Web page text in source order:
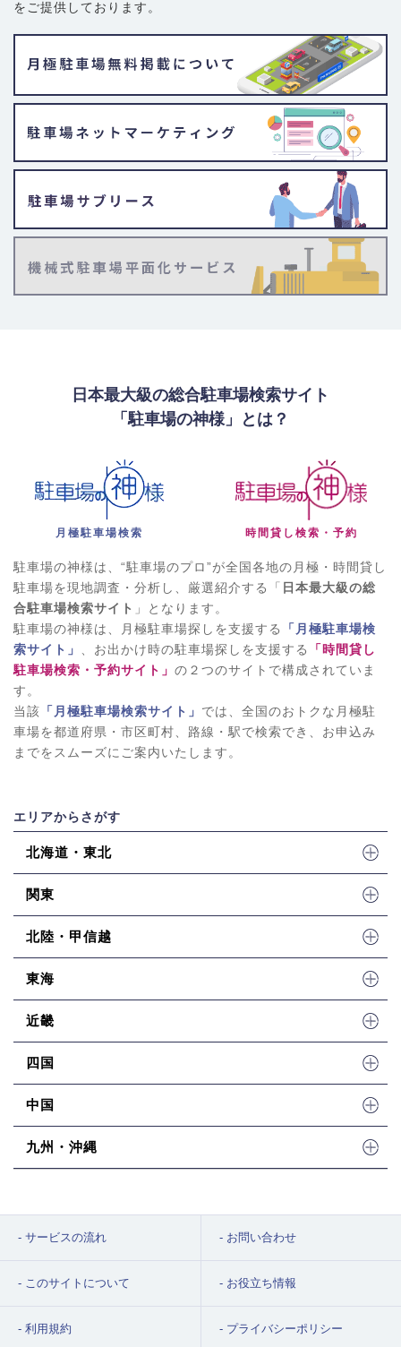
をご提供しております。
日本最大級の総合駐車場検索サイト
「駐車場の神様」とは？
月極駐車場検索 時間貸し検索・予約
駐車場の神様は、“駐車場のプロ”が全国各地の月極・時間貸し
駐車場を現地調査・分析し、厳選紹介する「 日本最大級の総
合駐車場検索サイト 」となります。
駐車場の神様は、月極駐車場探しを支援する
「月極駐車場検
索サイト」 、お出かけ時の駐車場探しを支援する
「時間貸し
駐車場検索・予約サイト」 の２つのサイトで構成されていま
す。
当該 「月極駐車場検索サイト」 では、全国のおトクな月極駐
車場を都道府県・市区町村、路線・駅で検索でき、お申込み
までをスムーズにご案内いたします。
エリアからさがす
北海道・東北
関東
北陸・甲信越
東海
近畿
四国
中国
九州・沖縄
サービスの流れ お問い合わせ
このサイトについて お役立ち情報
利用規約 プライバシーポリシー